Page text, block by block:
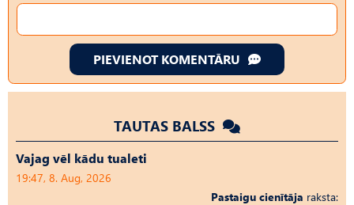
PIEVIENOT KOMENTĀRU
TAUTAS BALSS
Vajag vēl kādu tualeti
19:47, 8. Aug, 2026
Pastaigu cienītāja raksta: